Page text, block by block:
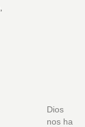
Dios
nos ha